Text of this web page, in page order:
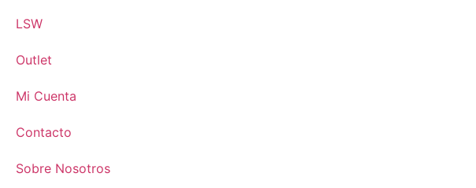
LSW
Outlet
Mi Cuenta
Contacto
Sobre Nosotros